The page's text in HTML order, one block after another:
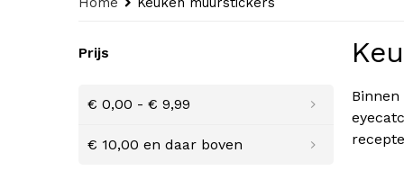
Prijs
€ 0,00 - € 9,99
€ 10,00 en daar boven